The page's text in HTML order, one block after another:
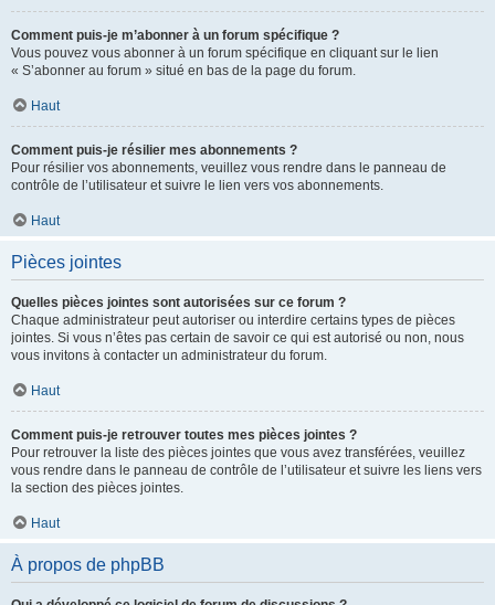
Comment puis-je m’abonner à un forum spécifique ?
Vous pouvez vous abonner à un forum spécifique en cliquant sur le lien
« S’abonner au forum » situé en bas de la page du forum.
Haut
Comment puis-je résilier mes abonnements ?
Pour résilier vos abonnements, veuillez vous rendre dans le panneau de
contrôle de l’utilisateur et suivre le lien vers vos abonnements.
Haut
Pièces jointes
Quelles pièces jointes sont autorisées sur ce forum ?
Chaque administrateur peut autoriser ou interdire certains types de pièces
jointes. Si vous n’êtes pas certain de savoir ce qui est autorisé ou non, nous
vous invitons à contacter un administrateur du forum.
Haut
Comment puis-je retrouver toutes mes pièces jointes ?
Pour retrouver la liste des pièces jointes que vous avez transférées, veuillez
vous rendre dans le panneau de contrôle de l’utilisateur et suivre les liens vers
la section des pièces jointes.
Haut
À propos de phpBB